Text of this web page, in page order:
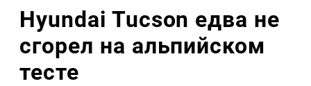
Hyundai Tucson едва не
сгорел на альпийском
тесте